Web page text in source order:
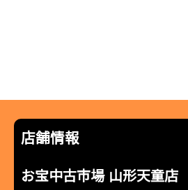
店舗情報
お宝中古市場 山形天童店